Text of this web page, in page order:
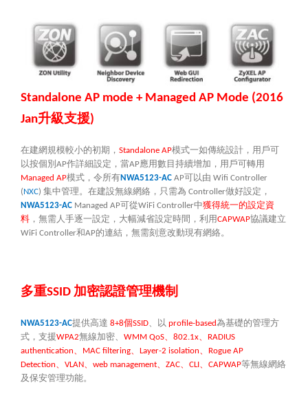
Standalone AP mode + Managed AP Mode (2016
Jan升級支援)
在建網規模較小的初期， Standalone AP模式一如傳統設計，用戶可
以按個別AP作詳細設定，當AP應用數目持續增加，用戶可轉用
Managed AP模式，令所有NWA5123-AC AP可以由 Wifi Controller
( NXC) 集中管理。在建設無線網絡，只需為 Controller做好設定，
NWA5123-AC Managed AP可從WiFi Controller中獲得統一的設定資
料 ，無需人手逐一設定，大幅減省設定時間，利用CAPWAP協議建立
WiFi Controller和AP的連結，無需刻意改動現有網絡。
多重SSID 加密認證管理機制
NWA5123-AC提供高達 8+8個SSID、以 profile-based為基礎的管理方
式，支援WPA2無線加密、 WMM QoS、 802.1x、
RADIUS
authentication、 MAC filtering、 Layer-2 isolation、
Rogue AP
Detection、 VLAN、 web management、 ZAC、 CLI 、 CAPWAP等無線網絡
及保安管理功能。